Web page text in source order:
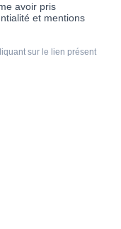
avoir pris
et mentions
sur le lien présent